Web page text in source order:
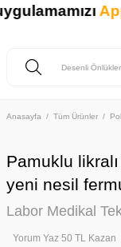
Anasayfa Tüm Ürünler
Pamuklu
yeni nesil
Labor Medikal
Yorum Yaz 50 TL Kazan
App